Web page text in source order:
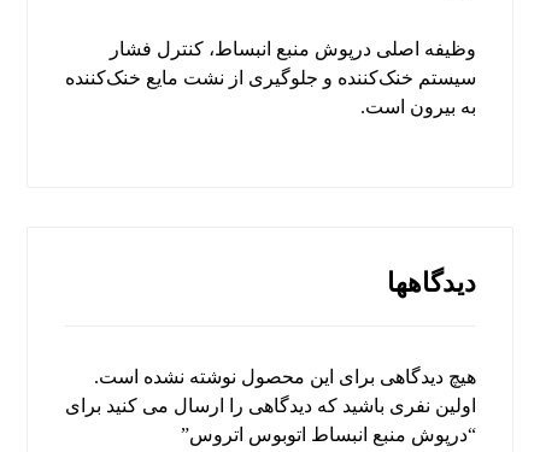
وظیفه اصلی درپوش منبع انبساط، کنترل فشار
سیستم خنک‌کننده و جلوگیری از نشت مایع خنک‌کننده
به بیرون است.
دیدگاهها
هیچ دیدگاهی برای این محصول نوشته نشده است.
اولین نفری باشید که دیدگاهی را ارسال می کنید برای
“درپوش منبع انبساط اتوبوس اتروس”